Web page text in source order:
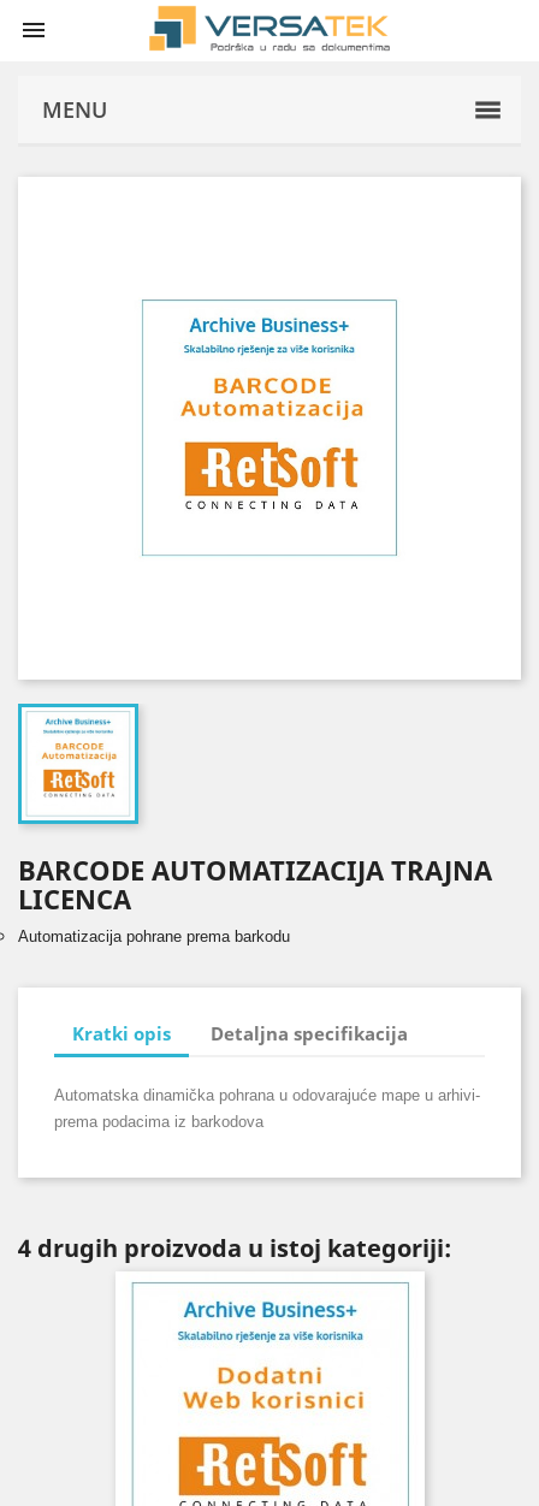

MENU
BARCODE AUTOMATIZACIJA TRAJNA
LICENCA
Automatizacija pohrane prema barkodu
Kratki opis Detaljna specifikacija
Automatska dinamička pohrana u odovarajuće mape u arhivi-
prema podacima iz barkodova
4 drugih proizvoda u istoj kategoriji: